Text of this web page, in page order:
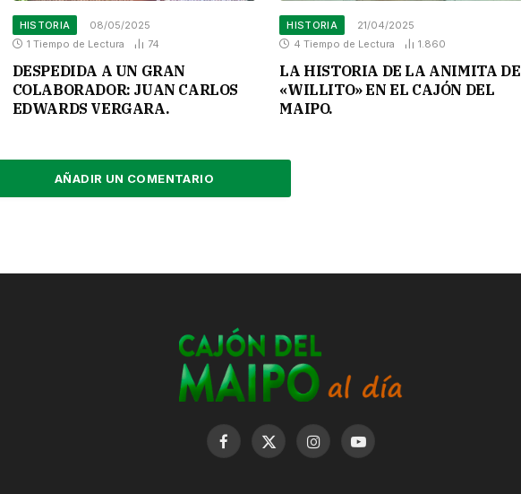
HISTORIA
08/05/2025
1 Tiempo de Lectura
74
DESPEDIDA A UN GRAN
COLABORADOR: JUAN CARLOS
EDWARDS VERGARA.
HISTORIA
21/04/2025
4 Tiempo de Lectura
1.860
LA HISTORIA DE LA ANIMITA DE
«WILLITO» EN EL CAJÓN DEL
MAIPO.
AÑADIR UN COMENTARIO
Facebook
X
InstagramYouTube